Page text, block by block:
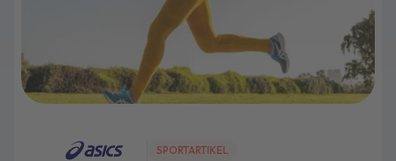
SPORTARTIKEL